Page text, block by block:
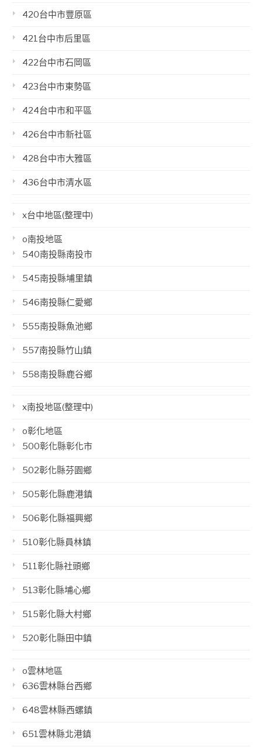
420台中市豐原區
421台中市后里區
422台中市石岡區
423台中市東勢區
424台中市和平區
426台中市新社區
428台中市大雅區
436台中市清水區
x台中地區(整理中)
o南投地區
540南投縣南投市
545南投縣埔里鎮
546南投縣仁愛鄉
555南投縣魚池鄉
557南投縣竹山鎮
558南投縣鹿谷鄉
x南投地區(整理中)
o彰化地區
500彰化縣彰化市
502彰化縣芬園鄉
505彰化縣鹿港鎮
506彰化縣福興鄉
510彰化縣員林鎮
511彰化縣社頭鄉
513彰化縣埔心鄉
515彰化縣大村鄉
520彰化縣田中鎮
o雲林地區
636雲林縣台西鄉
648雲林縣西螺鎮
651雲林縣北港鎮